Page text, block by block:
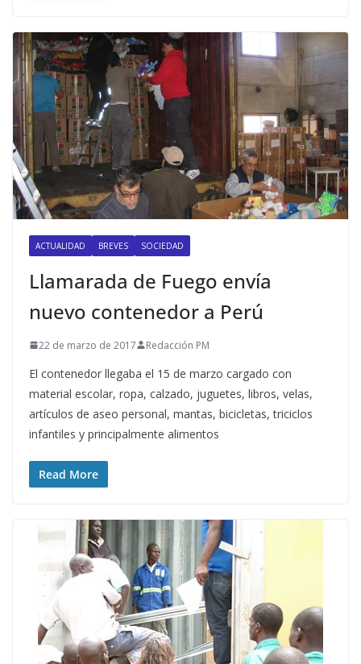
ACTUALIDAD BREVES SOCIEDAD
Llamarada de Fuego envía
nuevo contenedor a Perú
22 de marzo de 2017 Redacción PM
El contenedor llegaba el 15 de marzo cargado con
material escolar, ropa, calzado, juguetes, libros, velas,
artículos de aseo personal, mantas, bicicletas, triciclos
infantiles y principalmente alimentos
Read More